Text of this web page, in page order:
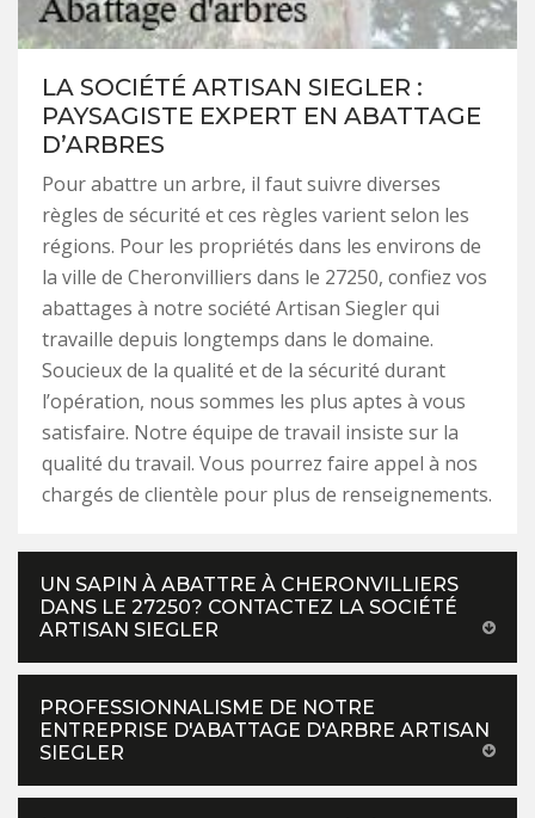
LA SOCIÉTÉ ARTISAN SIEGLER :
PAYSAGISTE EXPERT EN ABATTAGE
D’ARBRES
Pour abattre un arbre, il faut suivre diverses
règles de sécurité et ces règles varient selon les
régions. Pour les propriétés dans les environs de
la ville de Cheronvilliers dans le 27250, confiez vos
abattages à notre société Artisan Siegler qui
travaille depuis longtemps dans le domaine.
Soucieux de la qualité et de la sécurité durant
l’opération, nous sommes les plus aptes à vous
satisfaire. Notre équipe de travail insiste sur la
qualité du travail. Vous pourrez faire appel à nos
chargés de clientèle pour plus de renseignements.
UN SAPIN À ABATTRE À CHERONVILLIERS
DANS LE 27250? CONTACTEZ LA SOCIÉTÉ
ARTISAN SIEGLER
PROFESSIONNALISME DE NOTRE
ENTREPRISE D'ABATTAGE D'ARBRE ARTISAN
SIEGLER